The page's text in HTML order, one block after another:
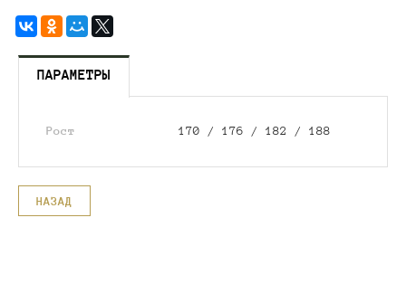
ПАРАМЕТРЫ
Рост 170 / 176 / 182 / 188
НАЗАД